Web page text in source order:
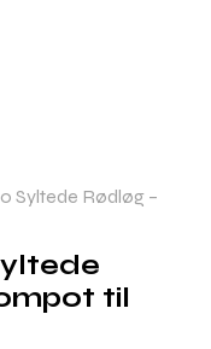
Syltede Rødløg –
til